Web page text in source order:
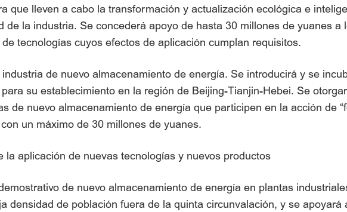
que lleven a cabo la transformación y actualización ecológica e
de la industria. Se concederá apoyo de hasta 30 millones de yuanes a
tecnologías cuyos efectos de aplicación cumplan requisitos.
de nuevo almacenamiento de energía. Se introducirá y se
su establecimiento en la región de Beijing-Tianjin-Hebei. Se
de nuevo almacenamiento de energía que participen en la acción de
un máximo de 30 millones de yuanes.
aplicación de nuevas tecnologías y nuevos productos
de nuevo almacenamiento de energía en plantas
densidad de población fuera de la quinta circunvalación, y se